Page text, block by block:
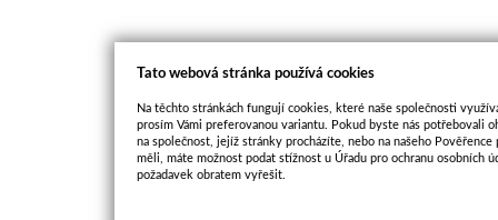
Tato webová stránka používá cookies
Na těchto stránkách fungují cookies, které naše společnosti
prosím Vámi preferovanou variantu. Pokud byste nás potřebovali
na společnost, jejíž stránky procházíte, nebo na našeho
měli, máte možnost podat stížnost u Úřadu pro ochranu osobních
požadavek obratem vyřešit.